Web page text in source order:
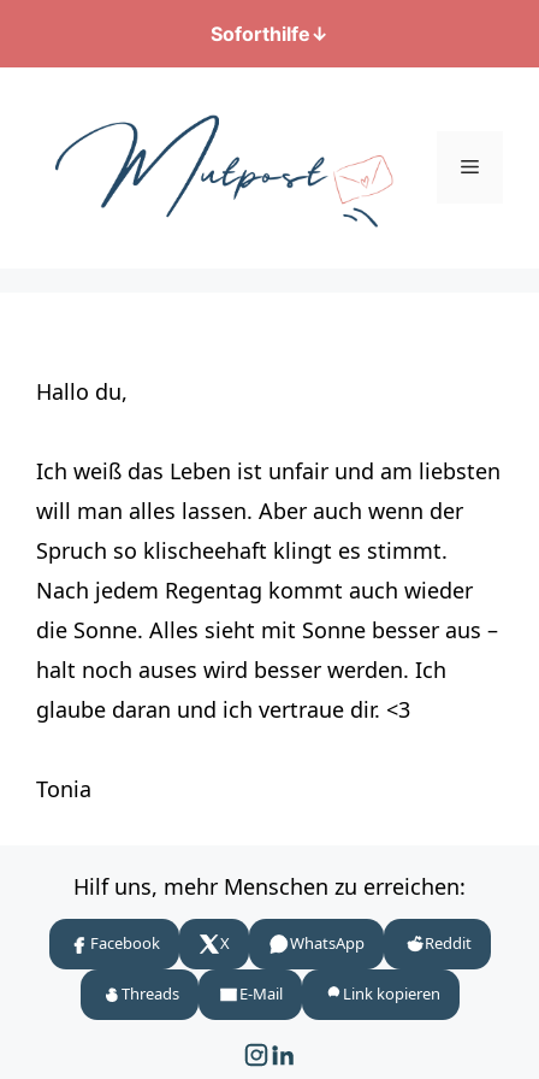
Soforthilfe↓
springen
Menü
Hallo du,
Ich weiß das Leben ist unfair und am liebsten
will man alles lassen. Aber auch wenn der
Spruch so klischeehaft klingt es stimmt.
Nach jedem Regentag kommt auch wieder
die Sonne. Alles sieht mit Sonne besser aus –
halt noch auses wird besser werden. Ich
glaube daran und ich vertraue dir. <3
Tonia
Hilf uns, mehr Menschen zu erreichen:
Facebook X WhatsApp Reddit
Threads E-Mail Link kopieren